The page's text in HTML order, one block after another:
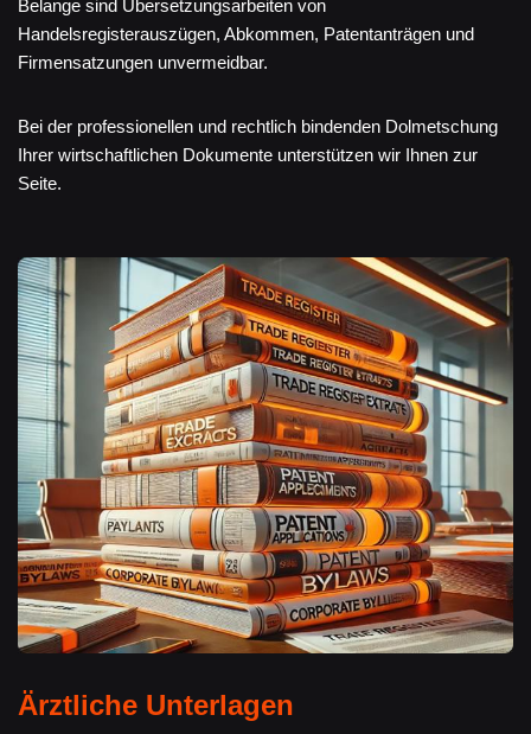
Belange sind Übersetzungsarbeiten von
Handelsregisterauszügen, Abkommen, Patentanträgen und
Firmensatzungen unvermeidbar.
Bei der professionellen und rechtlich bindenden Dolmetschung
Ihrer wirtschaftlichen Dokumente unterstützen wir Ihnen zur
Seite.
Ärztliche Unterlagen